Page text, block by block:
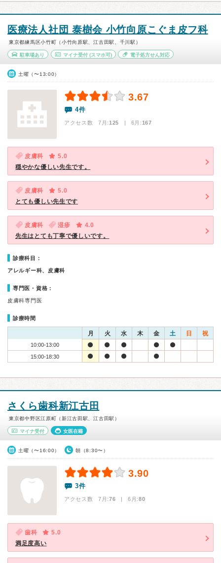
医療法人社団 泰樹会 小竹向原こぐま皮フ科
東京都練馬区小竹町（小竹向原駅、江古田駅、千川駅）
駐車場あり マイナ受付(スマホ可) 電子処方せん対応
土曜（〜13:00）
3.67
4件
アクセス数 7月:125 | 6月:167
皮膚科
5.0
穏やかな優しい先生です。
皮膚科
5.0
とても優しい先生です
皮膚科 湿疹
4.0
先生はとても丁寧で優しいです。
診療科目：
アレルギー科、皮膚科
専門医・資格：
皮膚科専門医
診療時間
月 火 水 木 金 土 日 祝
10:00-13:00
15:00-18:30
さくら歯科新江古田
東京都中野区江原町（新江古田駅、江古田駅）
マイナ受付 女医在籍
土曜（〜16:00） 朝（8:30〜）
3.90
3件
アクセス数 7月:76 | 6月:80
歯科
5.0
満足度高い